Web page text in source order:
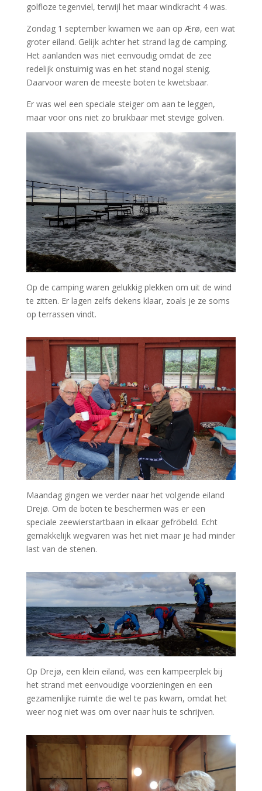
golfloze tegenviel, terwijl het maar windkracht 4 was.
Zondag 1 september kwamen we aan op Ærø, een wat
groter eiland. Gelijk achter het strand lag de camping.
Het aanlanden was niet eenvoudig omdat de zee
redelijk onstuimig was en het stand nogal stenig.
Daarvoor waren de meeste boten te kwetsbaar.
Er was wel een speciale steiger om aan te leggen,
maar voor ons niet zo bruikbaar met stevige golven.
Op de camping waren gelukkig plekken om uit de wind
te zitten. Er lagen zelfs dekens klaar, zoals je ze soms
op terrassen vindt.
Maandag gingen we verder naar het volgende eiland
Drejø. Om de boten te beschermen was er een
speciale zeewierstartbaan in elkaar gefröbeld. Echt
gemakkelijk wegvaren was het niet maar je had minder
last van de stenen.
Op Drejø, een klein eiland, was een kampeerplek bij
het strand met eenvoudige voorzieningen en een
gezamenlijke ruimte die wel te pas kwam, omdat het
weer nog niet was om over naar huis te schrijven.